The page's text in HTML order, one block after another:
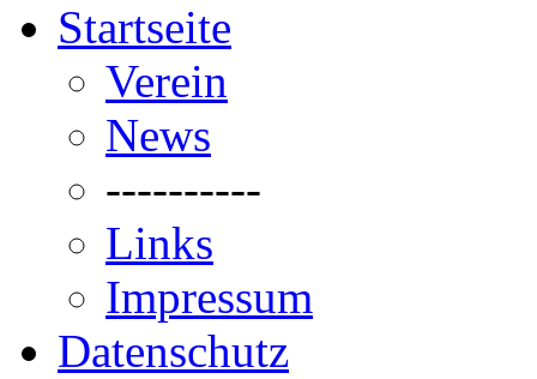
Startseite
Verein
News
----------
Links
Impressum
Datenschutz